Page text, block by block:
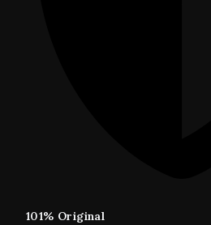
101% Original